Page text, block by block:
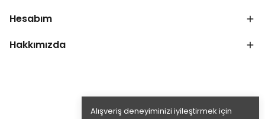
Alışveriş deneyiminizi iyileştirmek için
Hesabım
Hakkımızda